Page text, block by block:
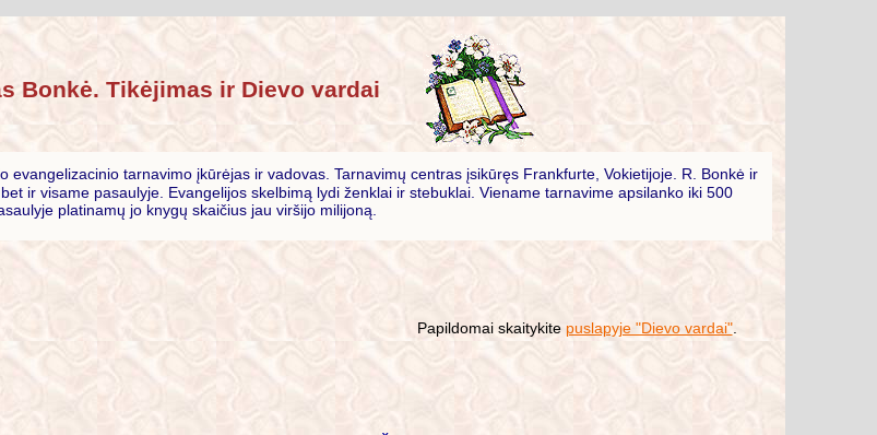
Bonkė. Tikėjimas ir Dievo vardai
evangelizacinio tarnavimo įkūrėjas ir vadovas. Tarnavimų centras įsikūręs Frankfurte, Vokietijoje. R. Bonkė ir
ir visame pasaulyje. Evangelijos skelbimą lydi ženklai ir stebuklai. Viename tarnavime apsilanko iki 500
platinamų jo knygų skaičius jau viršijo milijoną.
Papildomai skaitykite puslapyje "Dievo vardai".